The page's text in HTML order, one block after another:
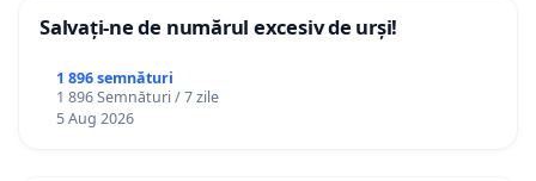
Salvați-ne de numărul excesiv de urși!
1 896 semnături
1 896 Semnături / 7 zile
5 Aug 2026